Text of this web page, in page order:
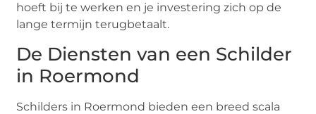
hoeft bij te werken en je investering zich op de
lange termijn terugbetaalt.
De Diensten van een Schilder
in Roermond
Schilders in Roermond bieden een breed scala